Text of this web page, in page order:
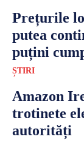
Prețurile
putea
puțini
ȘTIRI
Amazon
trotinete
autorități